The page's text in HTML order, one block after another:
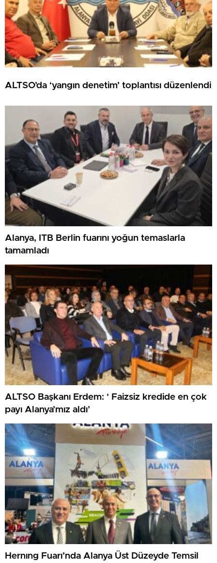
ALTSO’da ‘yangın denetim’ toplantısı düzenlendi
Alanya, ITB Berlin fuarını yoğun temaslarla
tamamladı
ALTSO Başkanı Erdem: ‘ Faizsiz kredide en çok
payı Alanya’mız aldı’
Hernıng Fuarı’nda Alanya Üst Düzeyde Temsil